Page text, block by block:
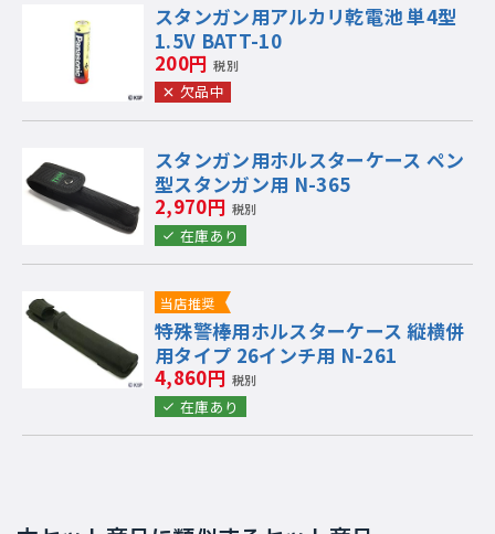
スタンガン用アルカリ乾電池 単4型
1.5V BATT-10
200円 税別
欠品中
スタンガン用ホルスターケース ペン
型スタンガン用 N-365
2,970円 税別
在庫あり
当店推奨
特殊警棒用ホルスターケース 縦横併
用タイプ 26インチ用 N-261
4,860円 税別
在庫あり